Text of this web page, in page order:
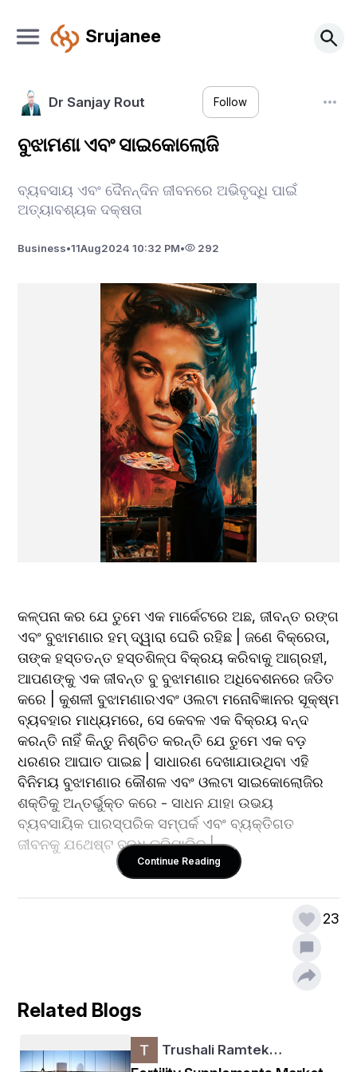
Srujanee
Dr Sanjay Rout Follow
ବୁଝାମଣା ଏବଂ ସାଇକୋଲୋଜି
ବ୍ୟବସାୟ ଏବଂ ଦୈନନ୍ଦିନ ଜୀବନରେ ଅଭିବୃଦ୍ଧି ପାଇଁ
ଅତ୍ୟାବଶ୍ୟକ ଦକ୍ଷତା
Business•11Aug2024 10:32 PM• 292
କଳ୍ପନା କର ଯେ ତୁମେ ଏକ ମାର୍କେଟରେ ଅଛ, ଜୀବନ୍ତ ରଙ୍ଗ
ଏବଂ ବୁଝାମଣାର ହମ୍ ଦ୍ୱାରା ଘେରି ରହିଛ | ଜଣେ ବିକ୍ରେତା,
ତାଙ୍କ ହସ୍ତତନ୍ତ ହସ୍ତଶିଳ୍ପ ବିକ୍ରୟ କରିବାକୁ ଆଗ୍ରହୀ,
ଆପଣଙ୍କୁ ଏକ ଜୀବନ୍ତ ବୁ ବୁଝାମଣାର ଅଧିବେଶନରେ ଜଡିତ
କରେ | କୁଶଳୀ ବୁଝାମଣାରଏବଂ ଓଲଟା ମନୋବିଜ୍ଞାନର ସୂକ୍ଷ୍ମ
ବ୍ୟବହାର ମାଧ୍ୟମରେ, ସେ କେବଳ ଏକ ବିକ୍ରୟ ବନ୍ଦ
କରନ୍ତି ନାହିଁ କିନ୍ତୁ ନିଶ୍ଚିତ କରନ୍ତି ଯେ ତୁମେ ଏକ ବଡ଼
ଧରଣର ଆଘାତ ପାଇଛ | ସାଧାରଣ ଦେଖାଯାଉଥିବା ଏହି
ବିନିମୟ ବୁଝାମଣାର କୌଶଳ ଏବଂ ଓଲଟା ସାଇକୋଲୋଜିର
ଶକ୍ତିକୁ ଅନ୍ତର୍ଭୁକ୍ତ କରେ - ସାଧନ ଯାହା ଉଭୟ
ବ୍ୟବସାୟିକ ପାରସ୍ପରିକ ସମ୍ପର୍କ ଏବଂ ବ୍ୟକ୍ତିଗତ
ଜୀବନକୁ ଯଥେଷ୍ଟ ବୃଦ୍ଧି କରିପାରିବ |
ବୁଝାମଣାର କେବଳ ମୂଲ୍ୟ ଉପରେ ବିଚାର କରିବା ଠାରୁ
ଅଧିକ; ଏହା ଏକ କଳା ଫର୍ମ ଯାହା ମାନବ ମନୋବିଜ୍ଞାନ,
Continue Reading
23
Related Blogs
Trushali Ramtek…